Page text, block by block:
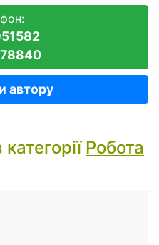
автору
Робота